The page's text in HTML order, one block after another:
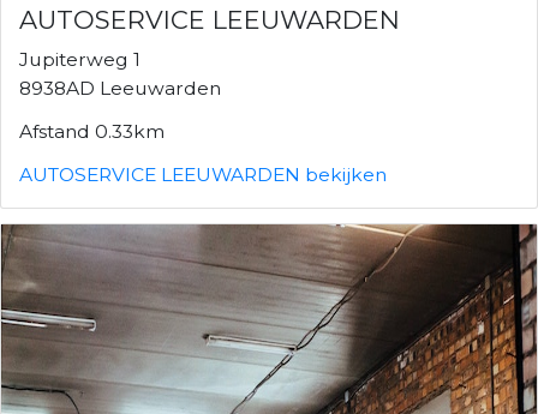
AUTOSERVICE LEEUWARDEN
Jupiterweg 1
8938AD Leeuwarden
Afstand 0.33km
AUTOSERVICE LEEUWARDEN bekijken